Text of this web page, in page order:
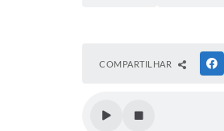
COMPARTILHAR